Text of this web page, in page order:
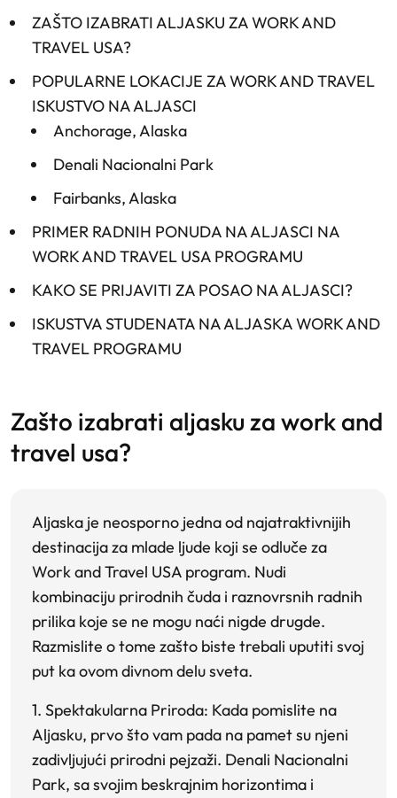
ZAŠTO IZABRATI ALJASKU ZA WORK AND
TRAVEL USA?
POPULARNE LOKACIJE ZA WORK AND TRAVEL
ISKUSTVO NA ALJASCI
Anchorage, Alaska
Denali Nacionalni Park
Fairbanks, Alaska
PRIMER RADNIH PONUDA NA ALJASCI NA
WORK AND TRAVEL USA PROGRAMU
KAKO SE PRIJAVITI ZA POSAO NA ALJASCI?
ISKUSTVA STUDENATA NA ALJASKA WORK AND
TRAVEL PROGRAMU
zašto izabrati aljasku za work and
travel usa?
Aljaska je neosporno jedna od najatraktivnijih
destinacija za mlade ljude koji se odluče za
Work and Travel USA program. Nudi
kombinaciju prirodnih čuda i raznovrsnih radnih
prilika koje se ne mogu naći nigde drugde.
Razmislite o tome zašto biste trebali uputiti svoj
put ka ovom divnom delu sveta.
1. Spektakularna Priroda: Kada pomislite na
Aljasku, prvo što vam pada na pamet su njeni
zadivljujući prirodni pejzaži. Denali Nacionalni
Park, sa svojim beskrajnim horizontima i